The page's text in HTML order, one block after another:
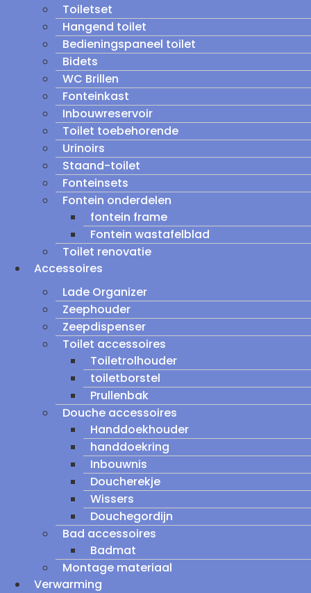
Toiletset
Hangend toilet
Bedieningspaneel toilet
Bidets
WC Brillen
Fonteinkast
Inbouwreservoir
Toilet toebehorende
Urinoirs
Staand-toilet
Fonteinsets
Fontein onderdelen
fontein frame
Fontein wastafelblad
Toilet renovatie
Accessoires
Lade Organizer
Zeephouder
Zeepdispenser
Toilet accessoires
Toiletrolhouder
toiletborstel
Prullenbak
Douche accessoires
Handdoekhouder
handdoekring
Inbouwnis
Doucherekje
Wissers
Douchegordijn
Bad accessoires
Badmat
Montage materiaal
Verwarming